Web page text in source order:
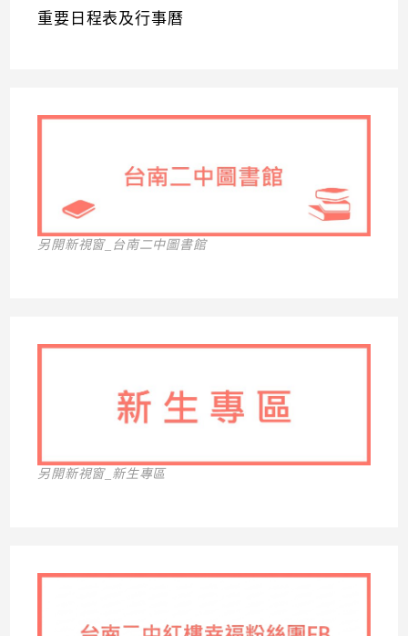
重要日程表及行事曆
另開新視窗_台南二中圖書館
另開新視窗_新生專區